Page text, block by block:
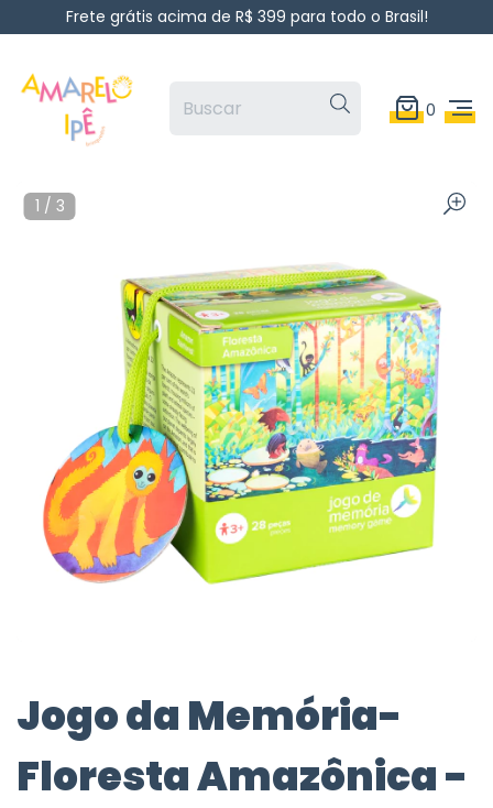
Frete grátis acima de R$ 399 para todo o Brasil!
0
Jogo da Memória-
Floresta Amazônica -
1 / 3